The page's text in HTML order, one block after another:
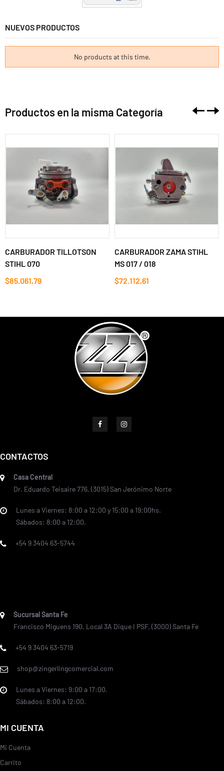
NUEVOS PRODUCTOS
No products at this time.
Productos en la misma Categoría
CARBURADOR TILLOTSON
STIHL 070
$85.061,79
CARBURADOR ZAMA STIHL
MS 017 / 018
$72.112,61
CONTACTOS
Casa Central
Dr. Eduardo Teisaire 776, (3015) San Jerónimo Norte
Lunes a Viernes: 8:00 a 12:00 y 15:00 a 19:00hs.
Sábados: 8:00 a 12:00.
+54 9 3404 63-5744
Sucursal Santa Fe
Francisco Miguens 190, Local 3A Dique I PSF, (3000) Santa Fe
+54 9 3404 63-5719
shop@zingerlingcomercial.com
Lunes a Viernes: 9:00 a 17:00.
Sábados: 8:00 a 12:00.
MI CUENTA
Mi Cuenta
Carrito